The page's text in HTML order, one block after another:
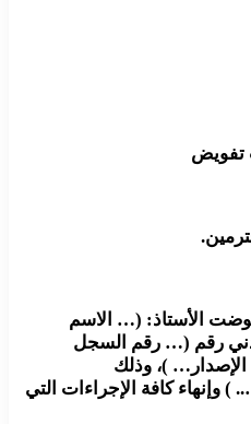
فوضت الأستاذ: (… الاسم
رقم (… رقم السجل
)، وذلك
كافة الإجراءات التي